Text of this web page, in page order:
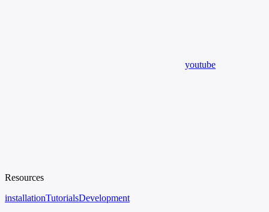
youtube
Resources
installationTutorialsDevelopment